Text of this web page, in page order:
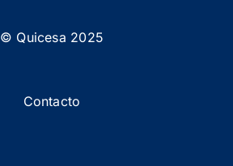
© Quicesa 2025
Contacto